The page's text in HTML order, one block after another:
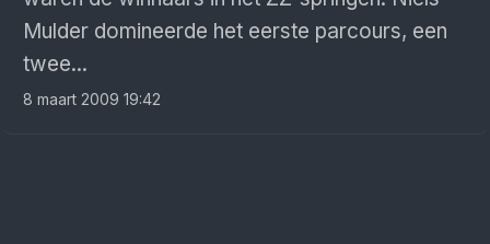
Mulder domineerde het eerste parcours, een
twee...
8 maart 2009 19:42